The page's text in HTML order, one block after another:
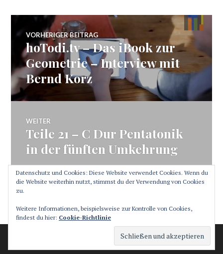
Beitragsnavigation
VORHERIGER BEITRAG
Vorheriger
Beitrag:
hoTodi.tv – Das iBook zur
Geometrie – Interview mit
Bernd Korz
WEITER
Nächster
Beitrag:
Teile 21 – C Dur Pentatonik
in der fünften Umkehrung
Stolz präsentiert von WordPress
Theme: Canard von
Automattic.
Datenschutz und Cookies: Diese Website verwendet Cookies. Wenn du
die Website weiterhin nutzt, stimmst du der Verwendung von Cookies
zu.
Weitere Informationen, beispielsweise zur Kontrolle von Cookies,
findest du hier: Cookie-Richtlinie